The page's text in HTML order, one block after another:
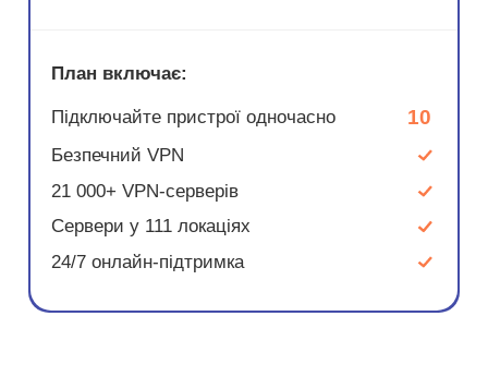
План включає:
Підключайте пристрої одночасно 10
Безпечний VPN
21 000+ VPN-серверів
Сервери у 111 локаціях
24/7 онлайн-підтримка